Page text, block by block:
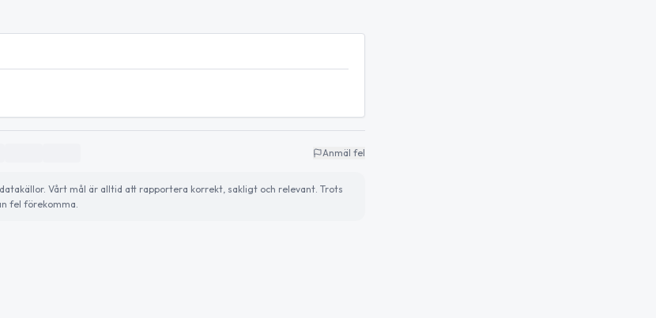
Anmäl fel
Vårt mål är alltid att rapportera korrekt, sakligt och relevant. Trots
fel förekomma.